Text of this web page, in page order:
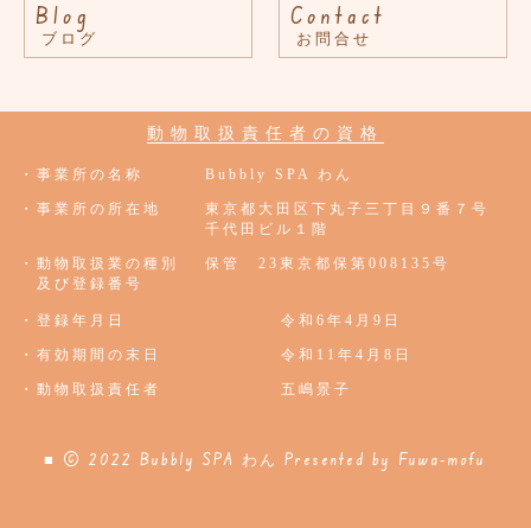
Blog
ブログ
Contact
お問合せ
動物取扱責任者の資格
・事業所の名称 Bubbly SPA わん
・事業所の所在地
東京都大田区下丸子三丁目９番７号
千代田ビル１階
・動物取扱業の種別
及び登録番号
保管 23東京都保第008135号
・登録年月日 令和6年4月9日
・有効期間の末日 令和11年4月8日
・動物取扱責任者 五嶋景子
■ © 2022 Bubbly SPA わんPresented by Fuwa-mofu